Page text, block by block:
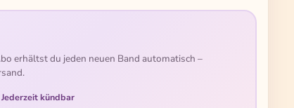
erhältst du jeden neuen Band automatisch –
Jederzeit kündbar